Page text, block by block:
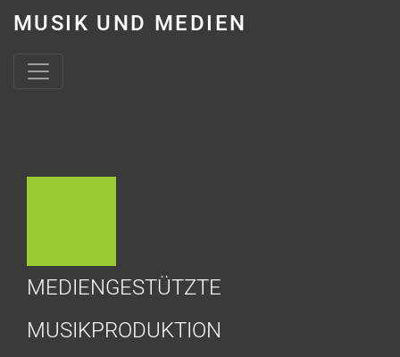
MUSIK UND MEDIEN
MEDIENGESTÜTZTE
MUSIKPRODUKTION